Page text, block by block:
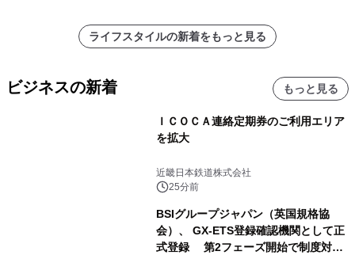
ライフスタイルの新着をもっと見る
ビジネスの新着 もっと見る
ＩＣＯＣＡ連絡定期券のご利用エリア
を拡大
近畿日本鉄道株式会社
25分前
BSIグループジャパン（英国規格協
会）、 GX-ETS登録確認機関として正
式登録 第2フェーズ開始で制度対応